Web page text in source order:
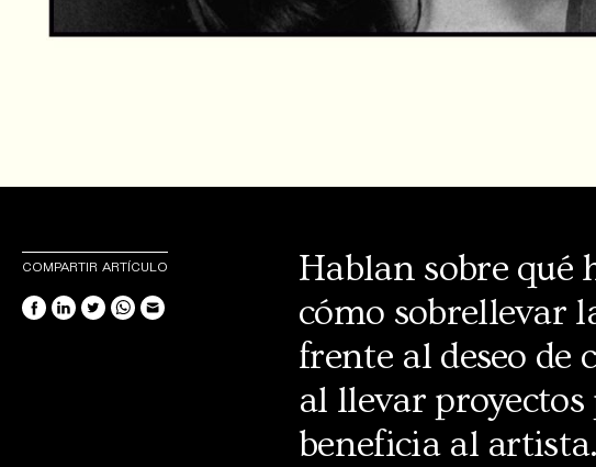
Hablan sobre qué
cómo sobrellevar
frente al deseo de
al llevar
beneficia al artista.
COMPARTIR ARTÍCULO